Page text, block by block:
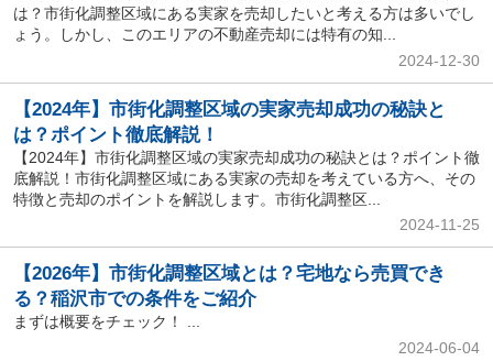
は？市街化調整区域にある実家を売却したいと考える方は多いでし
ょう。しかし、このエリアの不動産売却には特有の知...
2024-12-30
【2024年】市街化調整区域の実家売却成功の秘訣と
は？ポイント徹底解説！
【2024年】市街化調整区域の実家売却成功の秘訣とは？ポイント徹
底解説！市街化調整区域にある実家の売却を考えている方へ、その
特徴と売却のポイントを解説します。市街化調整区...
2024-11-25
【2026年】市街化調整区域とは？宅地なら売買でき
る？稲沢市での条件をご紹介
まずは概要をチェック！ ...
2024-06-04